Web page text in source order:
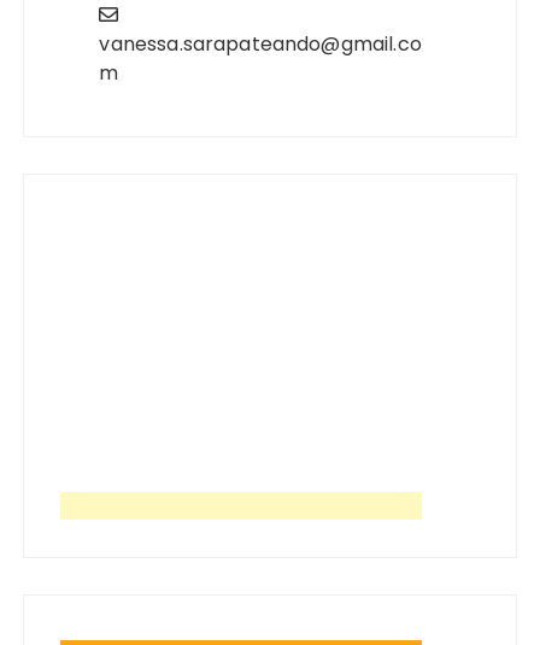
vanessa.sarapateando@gmail.co
m